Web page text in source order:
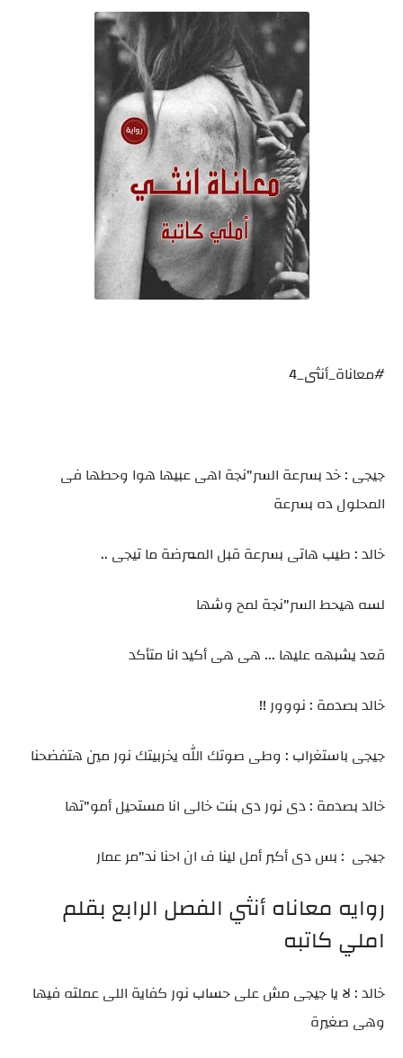
#معاناة_أنثى_4
جيجى : خد بسرعة السر"نجة اهى عبيها هوا وحطها فى
المحلول ده بسرعة
خالد : طيب هاتى بسرعة قبل الممرضة ما تيجى ..
لسه هيحط السر"نجة لمح وشها
قعد يشبهه عليها ... هى هى أكيد انا متأكد
خالد بصدمة : نووور !!
جيجى باستغراب : وطى صوتك الله يخربيتك نور مين هتفضحنا
خالد بصدمة : دى نور دى بنت خالى انا مستحيل أمو"تها
جيجى : بس دى أكبر أمل لينا ف ان احنا ند"مر عمار
روايه معاناه أنثي الفصل الرابع بقلم
املي كاتبه
خالد : لا يا جيجى مش على حساب نور كفاية اللى عملته فيها
وهى صغيرة